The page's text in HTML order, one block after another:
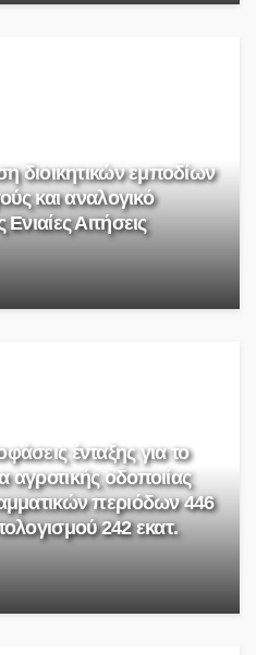
διοικητικών εμποδίων
και αναλογικό
Αιτήσεις
ένταξης για το
οδοποιίας
περιόδων 446
242 εκατ.